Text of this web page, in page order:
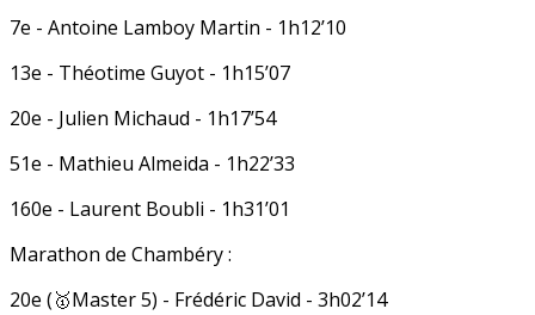
7e - Antoine Lamboy Martin - 1h12’10
13e - Théotime Guyot - 1h15’07
20e - Julien Michaud - 1h17’54
51e - Mathieu Almeida - 1h22’33
160e - Laurent Boubli - 1h31’01
Marathon de Chambéry :
20e (🥇Master 5) - Frédéric David - 3h02’14